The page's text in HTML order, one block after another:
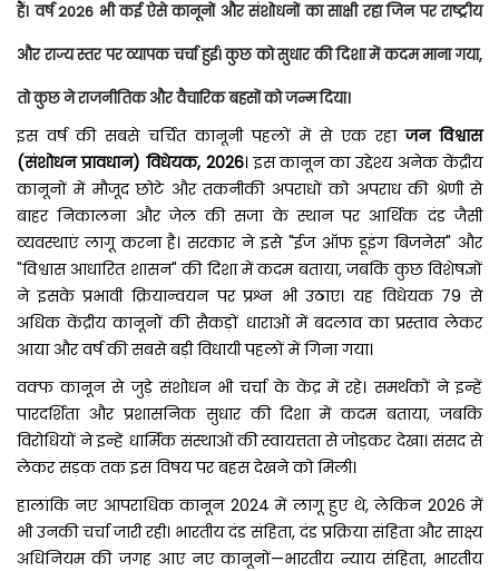
हैं। वर्ष 2026 भी कई ऐसे कानूनों और संशोधनों का साक्षी रहा जिन पर राष्ट्रीय
और राज्य स्तर पर व्यापक चर्चा हुई। कुछ को सुधार की दिशा में कदम माना गया,
तो कुछ ने राजनीतिक और वैचारिक बहसों को जन्म दिया।
इस वर्ष की सबसे चर्चित कानूनी पहलों में से एक रहाजन विश्वास
(संशोधन प्रावधान) विधेयक, 2026। इस कानून का उद्देश्य अनेक केंद्रीय
कानूनों में मौजूद छोटे और तकनीकी अपराधों को अपराध की श्रेणी से
बाहर निकालना और जेल की सजा के स्थान पर आर्थिक दंड जैसी
व्यवस्थाएं लागू करना है। सरकार ने इसे "ईज ऑफ डूइंग बिजनेस" और
"विश्वास आधारित शासन" की दिशा में कदम बताया, जबकि कुछ विशेषज्ञों
ने इसके प्रभावी क्रियान्वयन पर प्रश्न भी उठाए। यह विधेयक 79 से
अधिक केंद्रीय कानूनों की सैकड़ों धाराओं में बदलाव का प्रस्ताव लेकर
आया और वर्ष की सबसे बड़ी विधायी पहलों में गिना गया।
वक्फ कानून से जुड़े संशोधन भी चर्चा के केंद्र में रहे। समर्थकों ने इन्हें
पारदर्शिता और प्रशासनिक सुधार की दिशा में कदम बताया, जबकि
विरोधियों ने इन्हें धार्मिक संस्थाओं की स्वायत्तता से जोड़कर देखा। संसद से
लेकर सड़क तक इस विषय पर बहस देखने को मिली।
हालांकि नए आपराधिक कानून 2024 में लागू हुए थे, लेकिन 2026 में
भी उनकी चर्चा जारी रही। भारतीय दंड संहिता, दंड प्रक्रिया संहिता और साक्ष्य
अधिनियम की जगह आए नए कानूनों—भारतीय न्याय संहिता, भारतीय